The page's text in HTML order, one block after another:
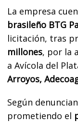
La empresa
brasileño BTG
licitación, tras
millones, por la
a Avícola del
Arroyos,
Según
prometiendo el